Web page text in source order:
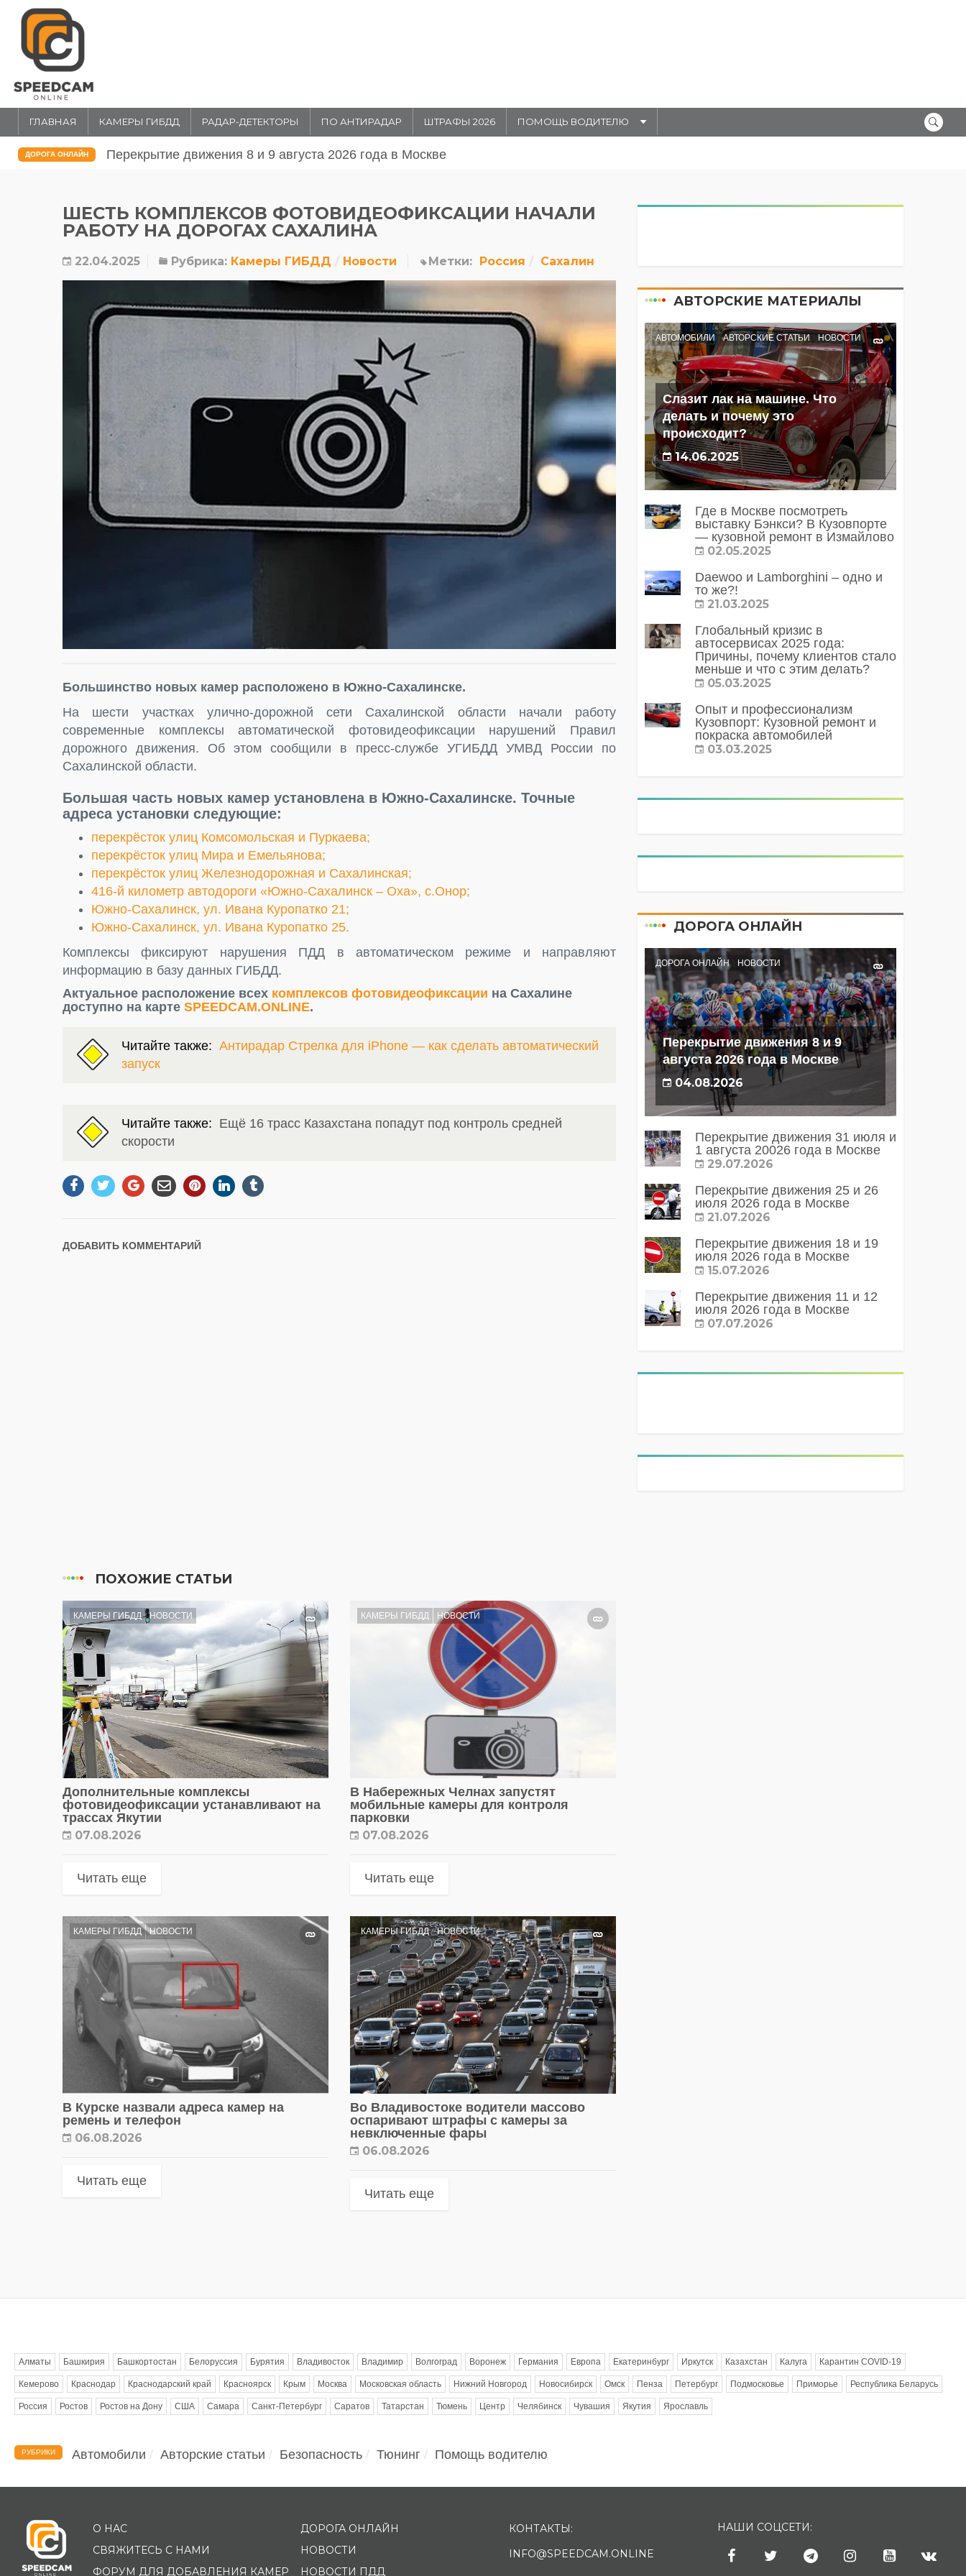
ГЛАВНАЯ КАМЕРЫ ГИБДД РАДАР-ДЕТЕКТОРЫ ПО АНТИРАДАР ШТРАФЫ 2026 ПОМОЩЬ ВОДИТЕЛЮ
ДОРОГА ОНЛАЙН Перекрытие движения 31 июля и 1 августа 20026 года в Москве
ШЕСТЬ КОМПЛЕКСОВ ФОТОВИДЕОФИКСАЦИИ НАЧАЛИ
РАБОТУ НА ДОРОГАХ САХАЛИНА
22.04.2025 Рубрика: Камеры ГИБДД Новости Метки: Россия Сахалин
Большинство новых камер расположено в Южно-Сахалинске.
На шести участках улично-дорожной сети Сахалинской области начали работу
современные комплексы автоматической фотовидеофиксации нарушений Правил
дорожного движения. Об этом сообщили в пресс-службе УГИБДД УМВД России по
Сахалинской области.
Большая часть новых камер установлена в Южно-Сахалинске. Точные
адреса установки следующие:
перекрёсток улиц Комсомольская и Пуркаева;
перекрёсток улиц Мира и Емельянова;
перекрёсток улиц Железнодорожная и Сахалинская;
416-й километр автодороги «Южно-Сахалинск – Оха», с.Онор;
Южно-Сахалинск, ул. Ивана Куропатко 21;
Южно-Сахалинск, ул. Ивана Куропатко 25.
Комплексы фиксируют нарушения ПДД в автоматическом режиме и направляют
информацию в базу данных ГИБДД.
Актуальное расположение всех комплексов фотовидеофиксации на Сахалине
доступно на карте SPEEDCAM.ONLINE.
Читайте также: Антирадар Стрелка для iPhone — как сделать автоматический
запуск
Читайте также: Ещё 16 трасс Казахстана попадут под контроль средней
скорости
ДОБАВИТЬ КОММЕНТАРИЙ
ПОХОЖИЕ СТАТЬИ
КАМЕРЫ ГИБДД НОВОСТИ
Дополнительные комплексы
фотовидеофиксации устанавливают на
трассах Якутии
07.08.2026
Читать еще
КАМЕРЫ ГИБДД НОВОСТИ
В Набережных Челнах запустят
мобильные камеры для контроля
парковки
07.08.2026
Читать еще
КАМЕРЫ ГИБДД НОВОСТИ
В Курске назвали адреса камер на
ремень и телефон
06.08.2026
Читать еще
КАМЕРЫ ГИБДД НОВОСТИ
Во Владивостоке водители массово
оспаривают штрафы с камеры за
невключенные фары
06.08.2026
Читать еще
АВТОРСКИЕ МАТЕРИАЛЫ
АВТОМОБИЛИ АВТОРСКИЕ СТАТЬИ НОВОСТИ
Слазит лак на машине. Что
делать и почему это
происходит?
14.06.2025
Где в Москве посмотреть
выставку Бэнкси? В Кузовпорте
— кузовной ремонт в Измайлово
02.05.2025
Daewoo и Lamborghini – одно и
то же?!
21.03.2025
Глобальный кризис в
автосервисах 2025 года:
Причины, почему клиентов стало
меньше и что с этим делать?
05.03.2025
Опыт и профессионализм
Кузовпорт: Кузовной ремонт и
покраска автомобилей
03.03.2025
ДОРОГА ОНЛАЙН
ДОРОГА ОНЛАЙН НОВОСТИ
Перекрытие движения 8 и 9
августа 2026 года в Москве
04.08.2026
Перекрытие движения 31 июля и
1 августа 20026 года в Москве
29.07.2026
Перекрытие движения 25 и 26
июля 2026 года в Москве
21.07.2026
Перекрытие движения 18 и 19
июля 2026 года в Москве
15.07.2026
Перекрытие движения 11 и 12
июля 2026 года в Москве
07.07.2026
Алматы Башкирия Башкортостан Белоруссия Бурятия Владивосток Владимир Волгоград Воронеж Германия Европа Екатеринбург Иркутск Казахстан Калуга Карантин COVID-19
Кемерово Краснодар Краснодарский край Красноярск Крым Москва Московская область Нижний Новгород Новосибирск Омск Пенза Петербург Подмосковье Приморье Республика Беларусь
Россия Ростов Ростов на Дону США Самара Санкт-Петербург Саратов Татарстан Тюмень Центр Челябинск Чувашия Якутия Ярославль
РУБРИКИ Автомобили Авторские статьи Безопасность Тюнинг Помощь водителю
О НАС
СВЯЖИТЕСЬ С НАМИ
ФОРУМ ДЛЯ ДОБАВЛЕНИЯ КАМЕР
ДОРОГА ОНЛАЙН
НОВОСТИ
НОВОСТИ ПДД
КОНТАКТЫ:
INFO@SPEEDCAM.ONLINE
НАШИ СОЦСЕТИ: